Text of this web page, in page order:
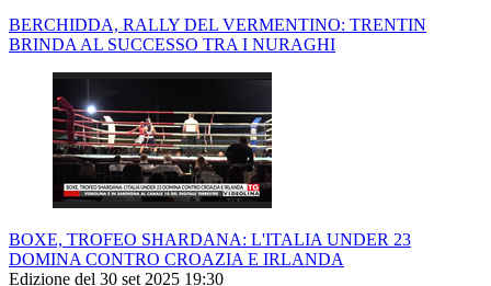
BERCHIDDA, RALLY DEL VERMENTINO: TRENTIN
BRINDA AL SUCCESSO TRA I NURAGHI
BOXE, TROFEO SHARDANA: L'ITALIA UNDER 23
DOMINA CONTRO CROAZIA E IRLANDA
Edizione del 30 set 2025 19:30